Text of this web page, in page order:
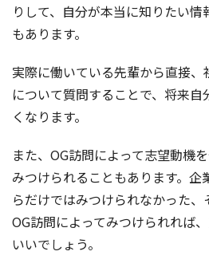
りして、自分が本当に知りたい
もあります。
実際に働いている先輩から直接
について質問することで、将来
くなります。
また、OG訪問によって志望動機
みつけられることもあります。
らだけではみつけられなかった
OG訪問によってみつけられれば
いいでしょう。